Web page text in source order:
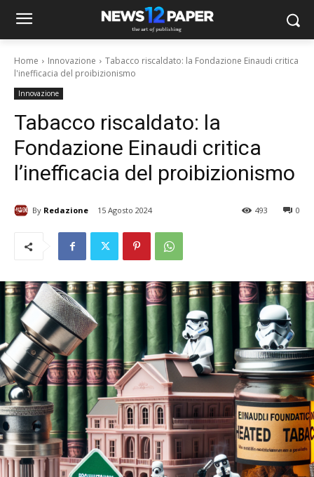
Home Innovazione
Tabacco riscaldato: la Fondazione Einaudi critica
l'inefficacia del proibizionismo
Innovazione
Tabacco riscaldato: la
Fondazione Einaudi critica
l’inefficacia del proibizionismo
By Redazione 15 Agosto 2024 0
493